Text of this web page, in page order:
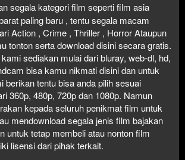
segala kategori film seperti film asia
paling baru , tentu segala macam
Action , Crime , Thriller , Horror Ataupun
tonton serta download disini secara gratis.
sediakan mulai dari bluray, web-dl, hd,
bisa kamu nikmati disini dan untuk
berikan tentu bisa anda pilih sesuai
360p, 480p, 720p dan 1080p. Namun
kepada seluruh penikmat film untuk
mendownload segala jenis film bajakan
untuk tetap membeli atau nonton film
lisensi dari pihak terkait.